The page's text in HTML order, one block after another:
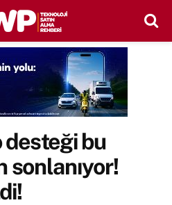
bu
sonlanıyor!